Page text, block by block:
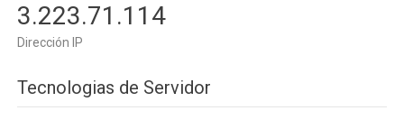
3.223.71.114
Dirección IP
Tecnologias de Servidor